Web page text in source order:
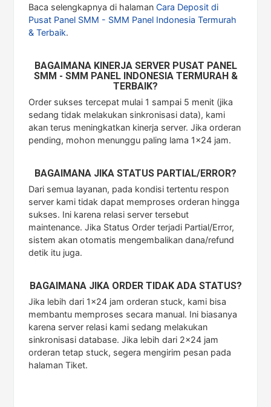
Baca selengkapnya di halaman Cara Deposit di
Pusat Panel SMM - SMM Panel Indonesia Termurah
& Terbaik.
BAGAIMANA KINERJA SERVER PUSAT PANEL
SMM - SMM PANEL INDONESIA TERMURAH &
TERBAIK?
Order sukses tercepat mulai 1 sampai 5 menit (jika
sedang tidak melakukan sinkronisasi data), kami
akan terus meningkatkan kinerja server. Jika orderan
pending, mohon menunggu paling lama 1x24 jam.
BAGAIMANA JIKA STATUS PARTIAL/ERROR?
Dari semua layanan, pada kondisi tertentu respon
server kami tidak dapat memproses orderan hingga
sukses. Ini karena relasi server tersebut
maintenance. Jika Status Order terjadi Partial/Error,
sistem akan otomatis mengembalikan dana/refund
detik itu juga.
BAGAIMANA JIKA ORDER TIDAK ADA STATUS?
Jika lebih dari 1x24 jam orderan stuck, kami bisa
membantu memproses secara manual. Ini biasanya
karena server relasi kami sedang melakukan
sinkronisasi database. Jika lebih dari 2x24 jam
orderan tetap stuck, segera mengirim pesan pada
halaman Tiket.